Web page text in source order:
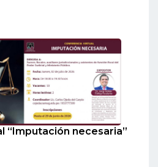
“Imputación necesaria”